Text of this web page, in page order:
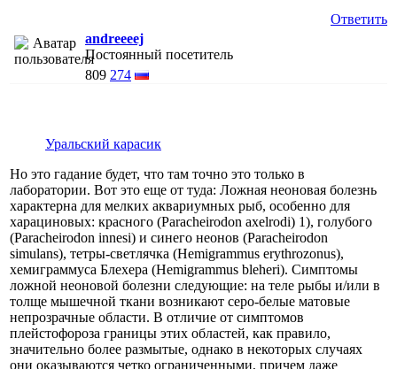
Ответить
andreeeej
Постоянный посетитель
809 274
Уральский карасик
Но это гадание будет, что там точно это только в
лаборатории. Вот это еще от туда: Ложная неоновая болезнь
характерна для мелких аквариумных рыб, особенно для
харациновых: красного (Paracheirodon axelrodi) 1), голубого
(Paracheirodon innesi) и синего неонов (Paracheirodon
simulans), тетры-светлячка (Hemigrammus erythrozonus),
хемиграммуса Блехера (Hemigrammus bleheri). Симптомы
ложной неоновой болезни следующие: на теле рыбы и/или в
толще мышечной ткани возникают серо-белые матовые
непрозрачные области. В отличие от симптомов
плейстофороза границы этих областей, как правило,
значительно более размытые, однако в некоторых случаях
они оказываются четко ограниченными, причем даже